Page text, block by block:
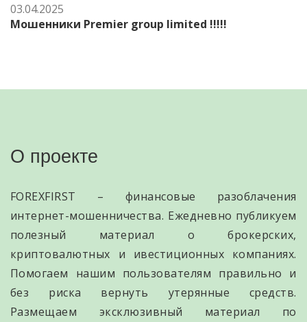
03.04.2025
Мошенники Premier group limited !!!!!
О проекте
FOREXFIRST – финансовые разоблачения
интернет-мошенничества. Ежедневно публикуем
полезный материал о брокерских,
криптовалютных и ивестиционных компаниях.
Помогаем нашим пользователям правильно и
без риска вернуть утерянные средств.
Размещаем эксклюзивный материал по